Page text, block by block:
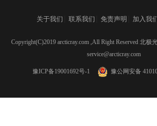
关于我们 联系我们 免责声明 加入我
Copyright(C)2019 arcticray.com ,All Right Reserved 北极
service@arcticray.com
豫ICP备19001692号-1 豫公网安备